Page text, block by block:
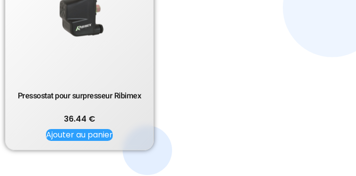
Pressostat pour surpresseur Ribimex
36.44 €
Ajouter au panier